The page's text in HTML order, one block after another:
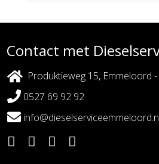
Contact met
Produktieweg 15, Emmeloord
0527 69 92 92